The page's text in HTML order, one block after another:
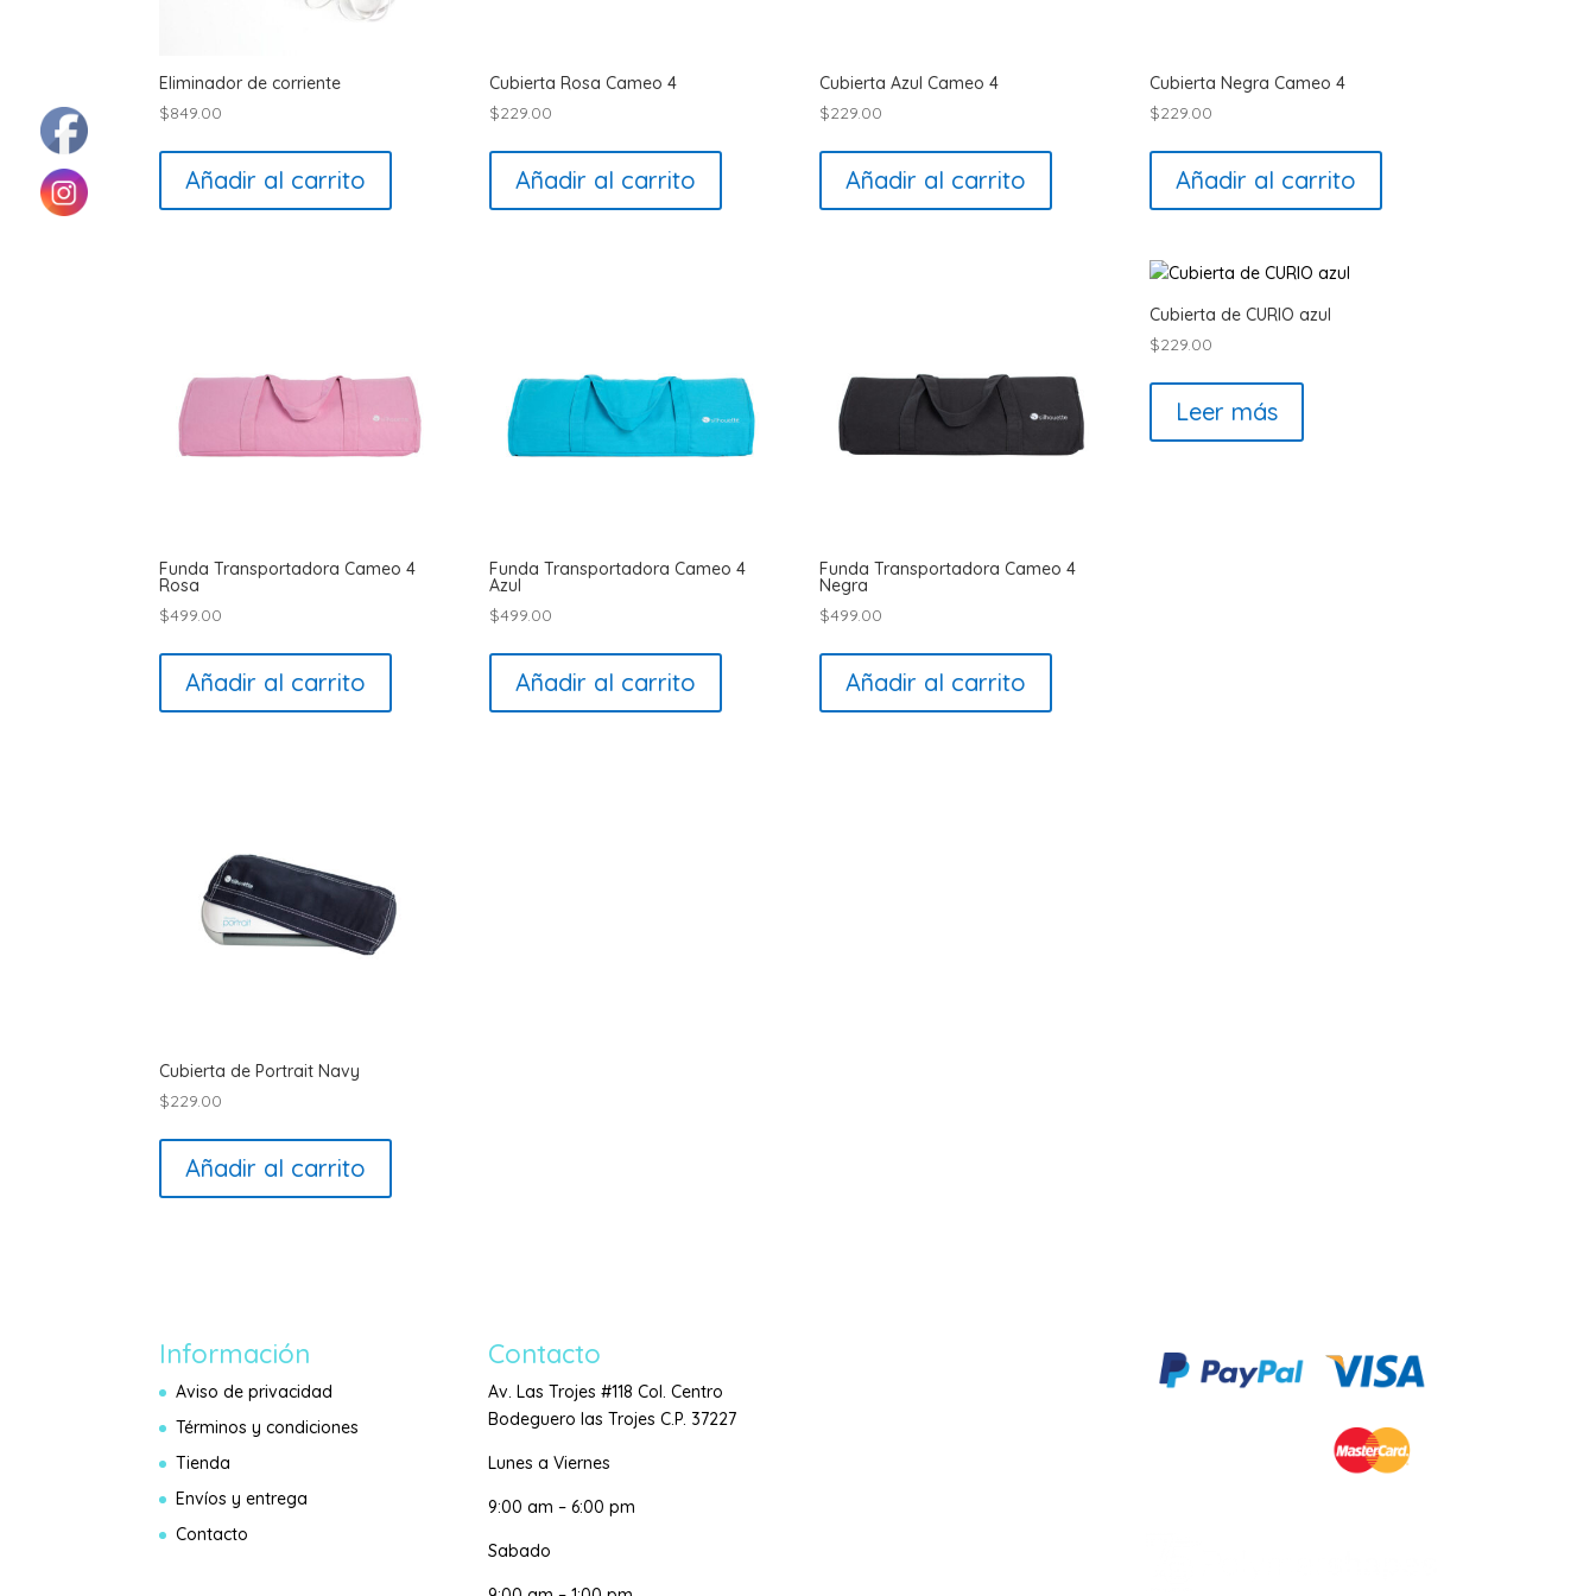
Eliminador de corriente
$849.00
Añadir al carrito
Cubierta Rosa Cameo 4
$229.00
Añadir al carrito
Cubierta Azul Cameo 4
$229.00
Añadir al carrito
Cubierta Negra Cameo 4
$229.00
Añadir al carrito
Funda Transportadora Cameo 4
Rosa
$499.00
Añadir al carrito
Funda Transportadora Cameo 4
Azul
$499.00
Añadir al carrito
Funda Transportadora Cameo 4
Negra
$499.00
Añadir al carrito
Cubierta de CURIO azul
$229.00
Leer más
Cubierta de Portrait Navy
$229.00
Añadir al carrito
Información
Aviso de privacidad
Términos y condiciones
Tienda
Envíos y entrega
Contacto
Contacto
Av. Las Trojes #118 Col. Centro
Bodeguero las Trojes C.P. 37227
Lunes a Viernes
9:00 am – 6:00 pm
Sabado